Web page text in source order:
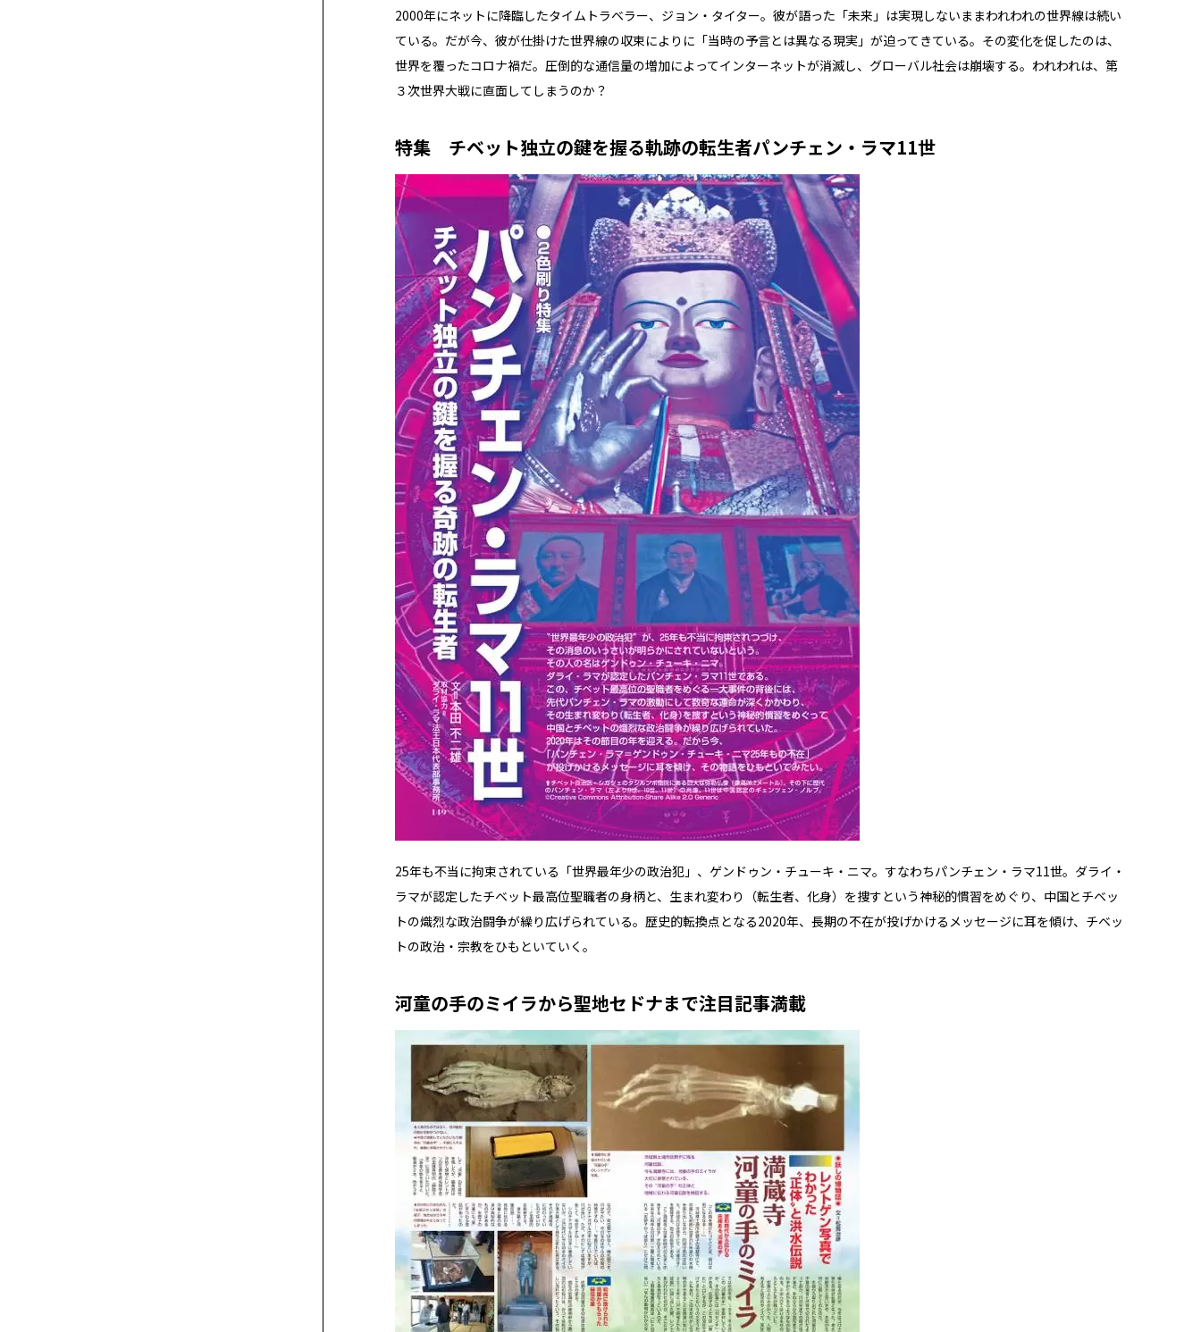
2000年にネットに降臨したタイムトラベラー、ジョン・タイター。彼が語った「未来」は実現しないままわれわれの世界線は続い
ている。だが今、彼が仕掛けた世界線の収束によりに「当時の予言とは異なる現実」が迫ってきている。その変化を促したのは、
世界を覆ったコロナ禍だ。圧倒的な通信量の増加によってインターネットが消滅し、グローバル社会は崩壊する。われわれは、第
３次世界大戦に直面してしまうのか？
特集 チベット独立の鍵を握る軌跡の転生者パンチェン・ラマ11世
25年も不当に拘束されている「世界最年少の政治犯」、ゲンドゥン・チューキ・ニマ。すなわちパンチェン・ラマ11世。ダライ・
ラマが認定したチベット最高位聖職者の身柄と、生まれ変わり（転生者、化身）を捜すという神秘的慣習をめぐり、中国とチベッ
トの熾烈な政治闘争が繰り広げられている。歴史的転換点となる2020年、長期の不在が投げかけるメッセージに耳を傾け、チベッ
トの政治・宗教をひもといていく。
河童の手のミイラから聖地セドナまで注目記事満載